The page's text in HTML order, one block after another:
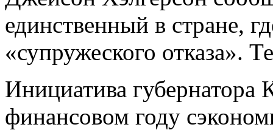
единственный в стране,
«супружеского отказа».
Инициатива губернатора
финансовом году